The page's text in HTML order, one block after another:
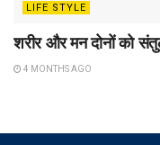
LIFE STYLE
शरीर और मन दोनों को
4 MONTHS AGO